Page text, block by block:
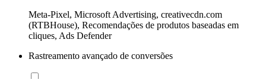
Meta-Pixel, Microsoft Advertising, creativecdn.com
(RTBHouse), Recomendações de produtos baseadas em
cliques, Ads Defender
Rastreamento avançado de conversões